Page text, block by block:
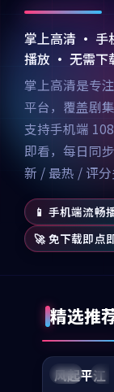
掌上高清 · 手
播放 · 无需下
掌上高清是专
平台，覆盖剧
支持手机端
即看，每日同
新 / 最热 / 评分
📱 手机端流畅
🚀 免下载即点
精选推
美国 完结
风起平江